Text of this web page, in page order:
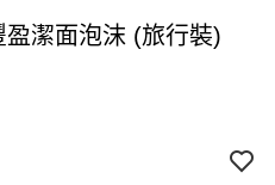
潔面泡沫 (旅行裝)